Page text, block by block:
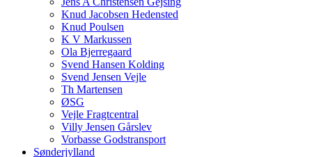
Knud Jacobsen Hedensted
Knud Poulsen
K V Markussen
Ola Bjerregaard
Svend Hansen Kolding
Svend Jensen Vejle
Th Martensen
ØSG
Vejle Fragtcentral
Villy Jensen Gårslev
Vorbasse Godstransport
Sønderjylland